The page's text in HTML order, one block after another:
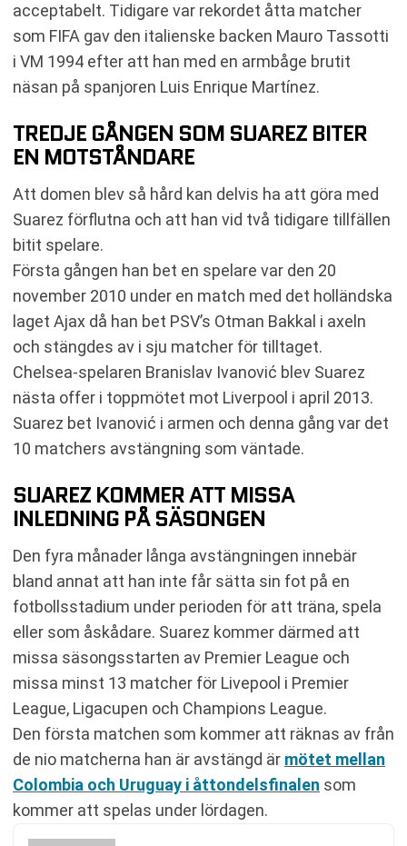
acceptabelt. Tidigare var rekordet åtta matcher
som FIFA gav den italienske backen Mauro Tassotti
i VM 1994 efter att han med en armbåge brutit
näsan på spanjoren Luis Enrique Martínez.
TREDJE GÅNGEN SOM SUAREZ BITER
EN MOTSTÅNDARE
Att domen blev så hård kan delvis ha att göra med
Suarez förflutna och att han vid två tidigare tillfällen
bitit spelare.
Första gången han bet en spelare var den 20
november 2010 under en match med det holländska
laget Ajax då han bet PSV’s Otman Bakkal i axeln
och stängdes av i sju matcher för tilltaget.
Chelsea-spelaren Branislav Ivanović blev Suarez
nästa offer i toppmötet mot Liverpool i april 2013.
Suarez bet Ivanović i armen och denna gång var det
10 matchers avstängning som väntade.
SUAREZ KOMMER ATT MISSA
INLEDNING PÅ SÄSONGEN
Den fyra månader långa avstängningen innebär
bland annat att han inte får sätta sin fot på en
fotbollsstadium under perioden för att träna, spela
eller som åskådare. Suarez kommer därmed att
missa säsongsstarten av Premier League och
missa minst 13 matcher för Livepool i Premier
League, Ligacupen och Champions League.
Den första matchen som kommer att räknas av från
de nio matcherna han är avstängd är mötet mellan
Colombia och Uruguay i åttondelsfinalen som
kommer att spelas under lördagen.